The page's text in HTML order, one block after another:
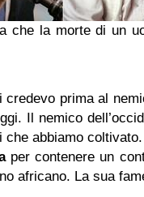
che la morte di un
prima al
Il nemico
abbiamo
per contenere un
africano. La sua